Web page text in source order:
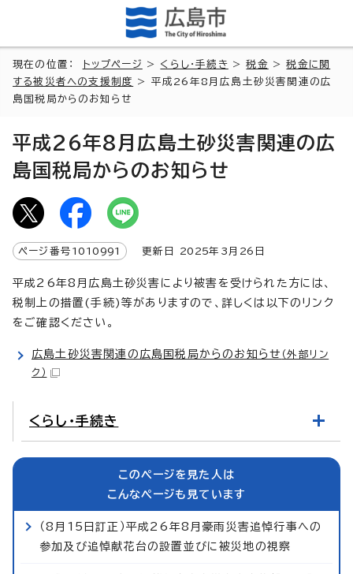
現在の位置： トップページ > くらし・手続き >税金 >税金に関
する被災者への支援制度
> 平成26年8月広島土砂災害関連の広
島国税局からのお知らせ
平成26年8月広島土砂災害関連の広
島国税局からのお知らせ
ページ番号 1010991 更新日 2025年3月 26 日
平成26年8月広島土砂災害により被害を受けられた方には、
税制上の措置(手続)等がありますので、詳しくは以下のリンク
をご確認ください。
広島土砂災害関連の広島国税局からのお知らせ （外部リン
ク）
くらし・手続き
このページを見た人は
こんなページも見ています
（8月15日訂正）平成26年8月豪雨災害追悼行事への
参加及び追悼献花台の設置並びに被災地の視察